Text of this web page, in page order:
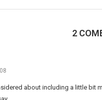
2
about including a little bit